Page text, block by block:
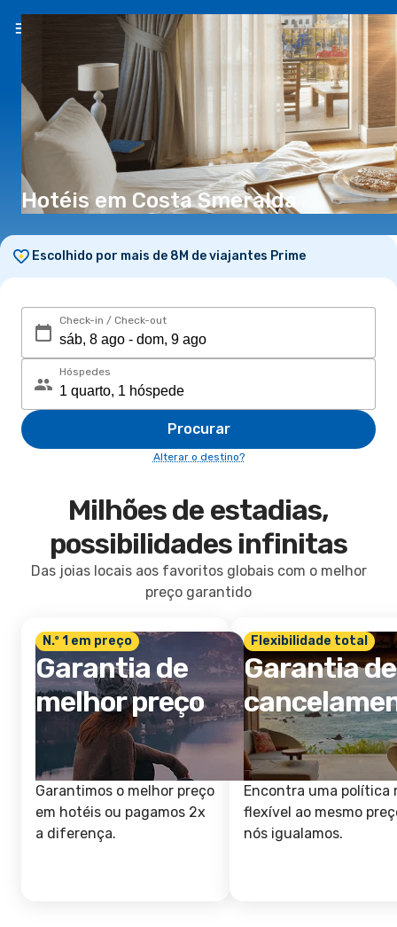
PT(€)
Hotéis em Costa Smeralda
Escolhido por mais de 8M de viajantes Prime
Check-in / Check-out
Hóspedes
Procurar
Alterar o destino?
Milhões de estadias,
possibilidades infinitas
Das joias locais aos favoritos globais com o melhor
preço garantido
N.º 1 em preço
Garantia de
melhor preço
Garantimos o melhor preço
em hotéis ou pagamos 2x
a diferença.
Flexibilidade total
Garantia de
Encontra uma política
flexível ao mesmo
nós igualamos.